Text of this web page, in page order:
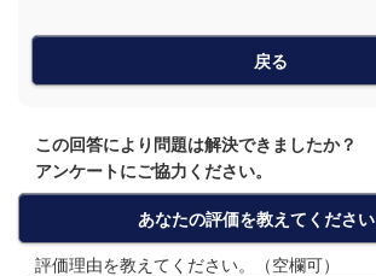
戻る
この回答により問題は解決できましたか？
アンケートにご協力ください。
あなたの評価を教えてください
評価理由を教えてください。（空欄可）